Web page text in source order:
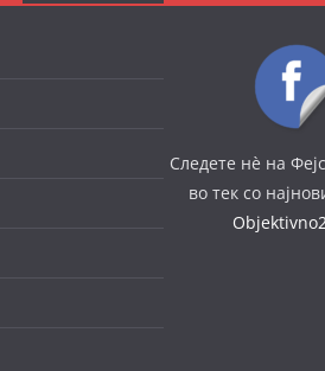
Следете нè на
во тек со